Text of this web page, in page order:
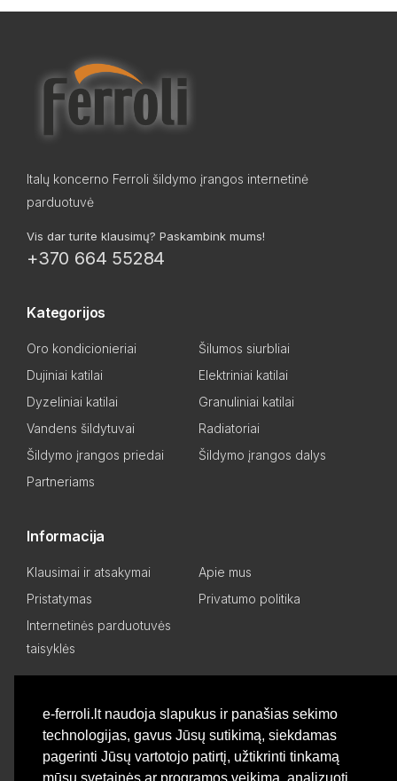
e-ferroli.lt naudoja slapukus ir panašias sekimo
technologijas, gavus Jūsų sutikimą, siekdamas
pagerinti Jūsų vartotojo patirtį, užtikrinti tinkamą
mūsų svetainės ar programos veikimą, analizuoti
Italų koncerno Ferroli šildymo įrangos internetinė
parduotuvė
Vis dar turite klausimų? Paskambink mums!
+370 664 55284
Kategorijos
Oro kondicionieriai
Šilumos siurbliai
Dujiniai katilai
Elektriniai katilai
Dyzeliniai katilai
Granuliniai katilai
Vandens šildytuvai
Radiatoriai
Šildymo įrangos priedai
Šildymo įrangos dalys
Partneriams
Informacija
Klausimai ir atsakymai
Apie mus
Pristatymas
Privatumo politika
Internetinės parduotuvės
taisyklės
Asmeninis kabinetas
Pageidavimų sąrašas
Palyginti produktus
Basket